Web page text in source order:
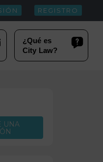
REGISTRO
UNA